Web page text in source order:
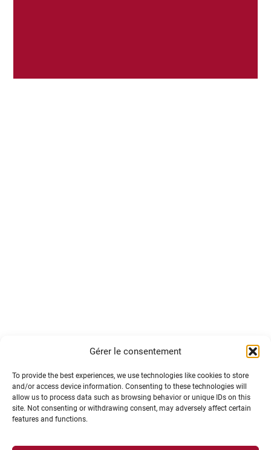
Gérer le consentement
To provide the best experiences, we use technologies like cookies to store
and/or access device information. Consenting to these technologies will
allow us to process data such as browsing behavior or unique IDs on this
site. Not consenting or withdrawing consent, may adversely affect certain
features and functions.